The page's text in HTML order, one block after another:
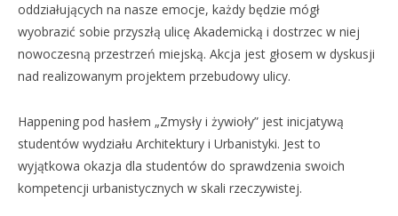
oddziałujących na nasze emocje, każdy będzie mógł
wyobrazić sobie przyszłą ulicę Akademicką i dostrzec w niej
nowoczesną przestrzeń miejską. Akcja jest głosem w dyskusji
nad realizowanym projektem przebudowy ulicy.
Happening pod hasłem „Zmysły i żywioły” jest inicjatywą
studentów wydziału Architektury i Urbanistyki. Jest to
wyjątkowa okazja dla studentów do sprawdzenia swoich
kompetencji urbanistycznych w skali rzeczywistej.